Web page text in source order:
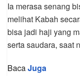
Ia merasa senang
melihat Kabah
bisa jadi haji yang
serta saudara, saat
BacaJuga